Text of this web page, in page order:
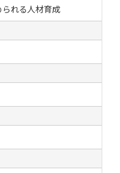
れる人材育成